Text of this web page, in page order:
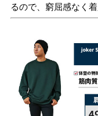
るので、窮屈感なく